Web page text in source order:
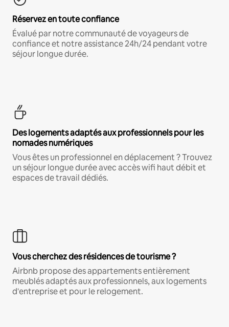
Réservez en toute confiance
Évalué par notre communauté de voyageurs de
confiance et notre assistance 24h/24 pendant votre
séjour longue durée.
Des logements adaptés aux professionnels pour les
nomades numériques
Vous êtes un professionnel en déplacement ? Trouvez
un séjour longue durée avec accès wifi haut débit et
espaces de travail dédiés.
Vous cherchez des résidences de tourisme ?
Airbnb propose des appartements entièrement
meublés adaptés aux professionnels, aux logements
d'entreprise et pour le relogement.